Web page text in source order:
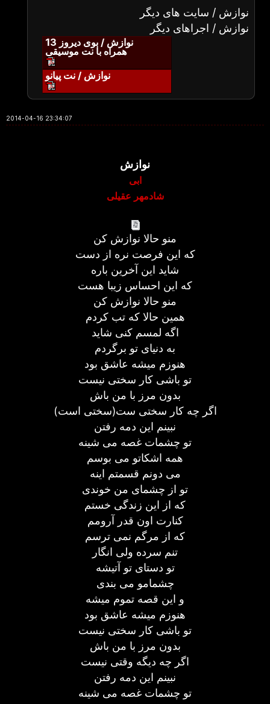
نوازش / سایت های دیگر
نوازش / اجراهای دیگر
نوازش / بوی دیروز 13
همراه با نت موسیقی
نوازش / نت پیانو
2014-04-16 23:34:07
نوازش
ابی
شادمهر عقیلی
منو حالا نوازش کن
که این فرصت نره از دست
شاید این آخرین باره
که این احساس زیبا هست
منو حالا نوازش کن
همین حالا که تب کردم
اگه لمسم کنی شاید
به دنیای تو برگردم
هنوزم میشه عاشق بود
تو باشی کار سختی نیست
بدون مرز با من باش
اگر چه کار سختی ست(سختی است)
نبینم این دمه رفتن
تو چشمات غصه می شینه
همه اشکاتو می بوسم
می دونم قسمتم اینه
تو از چشمای من خوندی
که از این زندگی خستم
کنارت اون قدر آرومم
که از مرگم نمی ترسم
تنم سرده ولی انگار
تو دستای تو آتیشه
چشمامو می بندی
و این قصه تموم میشه
هنوزم میشه عاشق بود
تو باشی کار سختی نیست
بدون مرز با من باش
اگر چه دیگه وقتی نیست
نبینم این دمه رفتن
تو چشمات غصه می شینه